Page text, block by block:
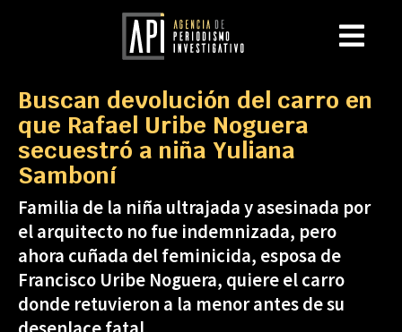
Buscan devolución del carro en
que Rafael Uribe Noguera
secuestró a niña Yuliana
Samboní
Familia de la niña ultrajada y asesinada por
el arquitecto no fue indemnizada, pero
ahora cuñada del feminicida, esposa de
Francisco Uribe Noguera, quiere el carro
donde retuvieron a la menor antes de su